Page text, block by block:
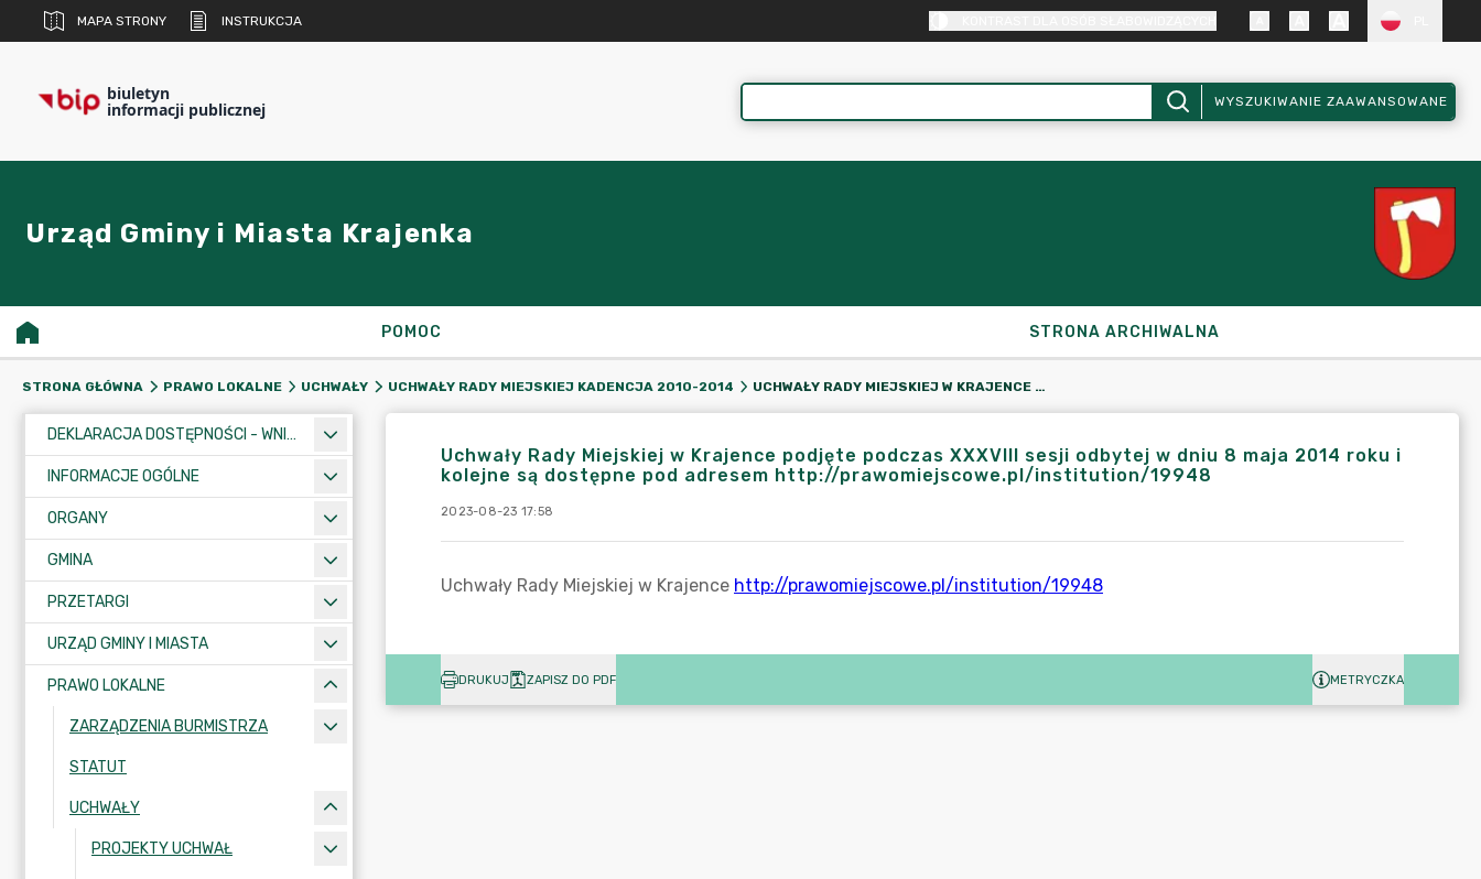
MAPA STRONY INSTRUKCJA
biuletyn
informacji publicznej WYSZUKIWANIE ZAAWANSOWANE
Urząd Gminy i Miasta Krajenka
POMOC STRONA ARCHIWALNA
STRONA GŁÓWNA PRAWO LOKALNE UCHWAŁY UCHWAŁY RADY MIEJSKIEJ KADENCJA 2010-2014 UCHWAŁY RADY MIEJSKIEJ W KRAJENCE PODJĘTE PODCZAS XXXVIII SESJI ODBYTEJ W DNIU 8 MAJA 2014 ROKU I KOLEJNE SĄ DOSTĘPNE POD ADRESEM HTTP://PRAWOMIEJSCOWE.PL/INSTITUTION/19948
DEKLARACJA DOSTĘPNOŚCI - WNIOSEK
INFORMACJE OGÓLNE
ORGANY
GMINA
PRZETARGI
URZĄD GMINY I MIASTA
PRAWO LOKALNE
ZARZĄDZENIA BURMISTRZA
STATUT
UCHWAŁY
PROJEKTY UCHWAŁ
Uchwały Rady Miejskiej w Krajence podjęte podczas XXXVIII sesji odbytej w dniu 8 maja 2014 roku i
kolejne są dostępne pod adresem http://prawomiejscowe.pl/institution/19948
2023-08-23 17:58
DRUKUJ ZAPISZ DO PDF METRYCZKA